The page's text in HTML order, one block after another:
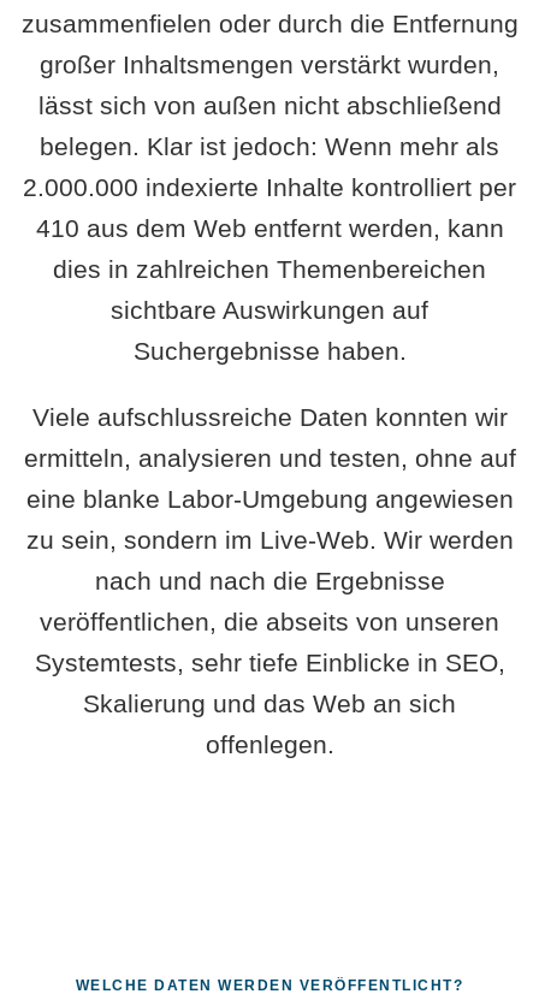
zusammenfielen oder durch die Entfernung
großer Inhaltsmengen verstärkt wurden,
lässt sich von außen nicht abschließend
belegen. Klar ist jedoch: Wenn mehr als
2.000.000 indexierte Inhalte kontrolliert per
410 aus dem Web entfernt werden, kann
dies in zahlreichen Themenbereichen
sichtbare Auswirkungen auf
Suchergebnisse haben.
Viele aufschlussreiche Daten konnten wir
ermitteln, analysieren und testen, ohne auf
eine blanke Labor-Umgebung angewiesen
zu sein, sondern im Live-Web. Wir werden
nach und nach die Ergebnisse
veröffentlichen, die abseits von unseren
Systemtests, sehr tiefe Einblicke in SEO,
Skalierung und das Web an sich
offenlegen.
WELCHE DATEN WERDEN VERÖFFENTLICHT?